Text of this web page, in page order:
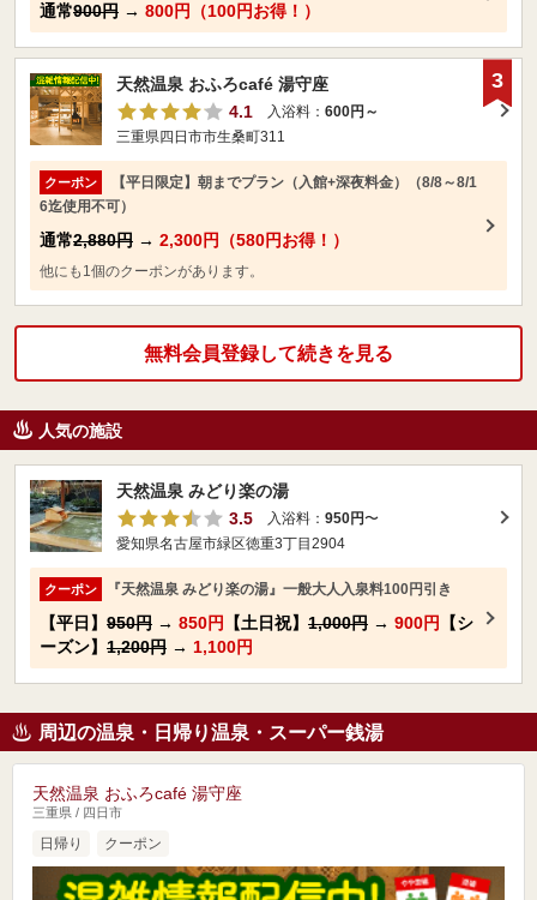
通常900円 → 800円（100円お得！）
天然温泉 おふろcafé 湯守座
4.1
入浴料： 600円～
三重県四日市市生桑町311
クーポン
【平日限定】朝までプラン（入館+深夜料金）（8/8～8/1
6迄使用不可）
通常2,880円 → 2,300円（580円お得！）
他にも1個のクーポンがあります。
3
無料会員登録して続きを見る
人気の施設
天然温泉 みどり楽の湯
3.5
入浴料： 950円〜
愛知県名古屋市緑区徳重3丁目2904
クーポン 『天然温泉 みどり楽の湯』一般大人入泉料100円引き
【平日】 950円 → 850円 【土日祝】 1,000円 → 900円
【シ
ーズン】 1,200円 → 1,100円
周辺の温泉・日帰り温泉・スーパー銭湯
天然温泉 おふろcafé 湯守座
三重県 / 四日市
日帰り クーポン